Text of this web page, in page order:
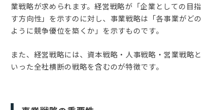
業戦略が求められます。経営戦略が「企業としての目指
す方向性」を示すのに対し、事業戦略は「各事業がどの
ように競争優位を築くか」を示すものです。
また、経営戦略には、資本戦略・人事戦略・営業戦略と
いった全社横断の戦略を含むのが特徴です。